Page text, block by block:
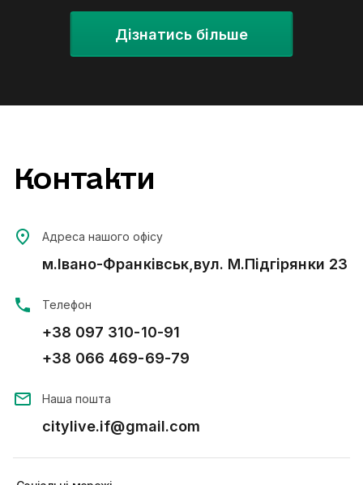
Дізнатись більше
Контакти
Адреса нашого офісу
м.Івано-Франківськ,вул. М.Підгірянки 23
Телефон
+38 097 310-10-91
+38 066 469-69-79
Наша пошта
citylive.if@gmail.com